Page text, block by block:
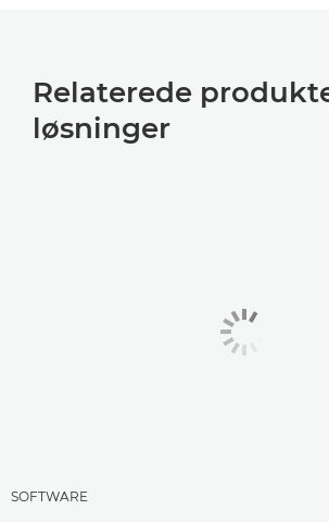
Relaterede
løsninger
SOFTWARE